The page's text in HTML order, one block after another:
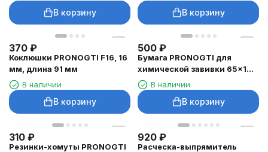
В корзину В корзину
370 ₽
Коклюшки PRONOGTI F16, 16
мм, длина 91 мм
В наличии
В корзину
500 ₽
Бумага PRONOGTI для
химической завивки 65×100
мм, 1000 листов
В наличии
В корзину
310 ₽
Резинки-хомуты PRONOGTI
920 ₽
Расческа-выпрямитель